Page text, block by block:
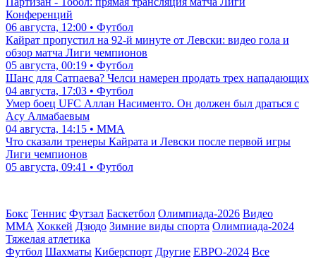
Конференций
06 августа, 12:00 • Футбол
Кайрат пропустил на 92-й минуте от Левски: видео гола и
обзор матча Лиги чемпионов
05 августа, 00:19 • Футбол
Шанс для Сатпаева? Челси намерен продать трех нападающих
04 августа, 17:03 • Футбол
Умер боец UFC Аллан Насименто. Он должен был драться с
Асу Алмабаевым
04 августа, 14:15 • ММА
Что сказали тренеры Кайрата и Левски после первой игры
Лиги чемпионов
05 августа, 09:41 • Футбол
Бокс Теннис Футзал Баскетбол Олимпиада-2026 Видео
ММА Хоккей Дзюдо Зимние виды спорта Олимпиада-2024
Тяжелая атлетика
Футбол Шахматы Киберспорт Другие ЕВРО-2024 Все